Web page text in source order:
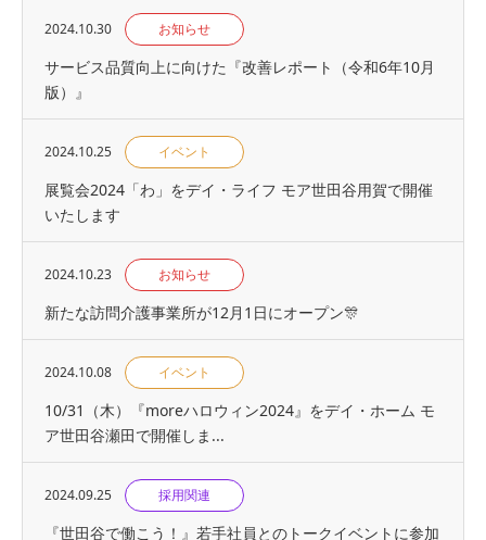
2024.10.30 お知らせ
サービス品質向上に向けた『改善レポート（令和6年10月
版）』
2024.10.25 イベント
展覧会2024「わ」をデイ・ライフ モア世田谷用賀で開催
いたします
2024.10.23 お知らせ
新たな訪問介護事業所が12月1日にオープン🎊
2024.10.08 イベント
10/31（木）『moreハロウィン2024』をデイ・ホーム モ
ア世田谷瀬田で開催しま...
2024.09.25 採用関連
『世⽥⾕で働こう！』若手社員とのトークイベントに参加